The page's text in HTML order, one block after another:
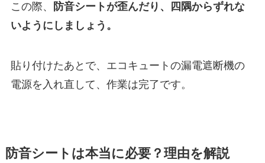
この際、
防音シートが歪んだり、四隅からずれな
いようにしましょう。
貼り付けたあとで、エコキュートの漏電遮断機の
電源を入れ直して、作業は完了です。
防音シートは本当に必要？理由を解説